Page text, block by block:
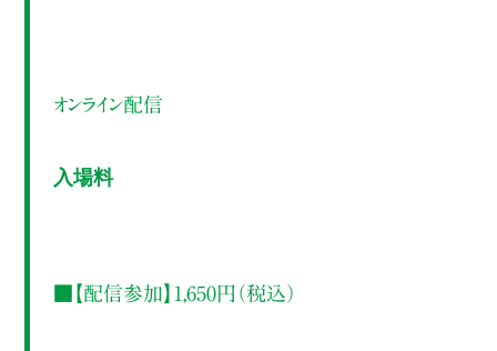
オンライン配信
入場料
■【配信参加】1,650円（税込）